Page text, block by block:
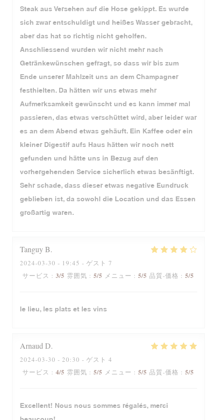
Steak aus Versehen auf die Hose gekippt. Es wurde
sich zwar entschuldigt und heißes Wasser gebracht,
aber das hat so richtig nicht geholfen.
Anschliessend wurden wir nicht mehr nach
Getränkewünschen gefragt, so dass wir bis zum
Ende unserer Mahlzeit uns an dem Champagner
festhielten. Da hätten wir uns etwas mehr
Aufmerksamkeit gewünscht und es kann immer mal
passieren, das etwas verschüttet wird, aber leider war
es an dem Abend etwas gehäuft. Ein Kaffee oder ein
kleiner Digestif aufs Haus hätten wir noch nett
gefunden und hätte uns in Bezug auf den
vorhergehenden Service sicherlich etwas besänftigt.
Sehr schade, dass dieser etwas negative Eundruck
geblieben ist, da sowohl die Location und das Essen
großartig waren.
TanguyB
2024-03-30 - 19:45 - ゲスト 7
サービス : 3/5 雰囲気 : 5/5 メニュー : 5/5 品質-価格 : 5/5
le lieu, les plats et les vins
ArnaudD
2024-03-30 - 20:30 - ゲスト 4
サービス : 4/5 雰囲気 : 5/5 メニュー : 5/5 品質-価格 : 5/5
Excellent! Nous nous sommes régalés, merci